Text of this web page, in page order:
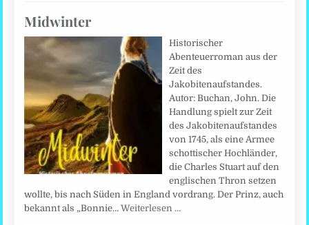
Midwinter
Historischer
Abenteuerroman aus der
Zeit des
Jakobitenaufstandes.
Autor: Buchan, John. Die
Handlung spielt zur Zeit
des Jakobitenaufstandes
von 1745, als eine Armee
schottischer Hochländer,
die Charles Stuart auf den
englischen Thron setzen
wollte, bis nach Süden in England vordrang. Der Prinz, auch
bekannt als „Bonnie…Weiterlesen …